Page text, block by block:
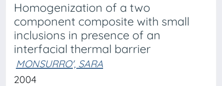
Homogenization of a two
component composite with small
inclusions in presence of an
interfacial thermal barrier
MONSURRO', SARA
2004